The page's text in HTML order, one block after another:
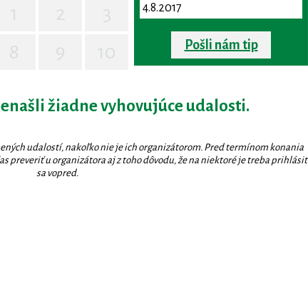
Pošli nám tip
žiadne vyhovujúce udalosti.
udalostí, nakoľko nie je ich organizátorom. Pred termínom konania
preveriť u organizátora aj z toho dôvodu, že na niektoré je treba prihlásiť
sa vopred.